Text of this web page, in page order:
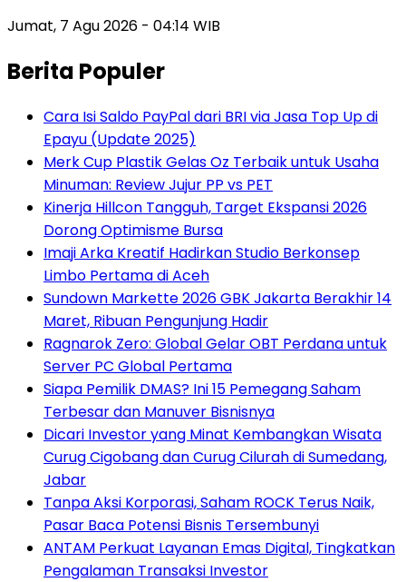
Jumat, 7 Agu 2026 - 04:14 WIB
Berita Populer
Cara Isi Saldo PayPal dari BRI via Jasa Top Up di
Epayu (Update 2025)
Merk Cup Plastik Gelas Oz Terbaik untuk Usaha
Minuman: Review Jujur PP vs PET
Kinerja Hillcon Tangguh, Target Ekspansi 2026
Dorong Optimisme Bursa
Imaji Arka Kreatif Hadirkan Studio Berkonsep
Limbo Pertama di Aceh
Sundown Markette 2026 GBK Jakarta Berakhir 14
Maret, Ribuan Pengunjung Hadir
Ragnarok Zero: Global Gelar OBT Perdana untuk
Server PC Global Pertama
Siapa Pemilik DMAS? Ini 15 Pemegang Saham
Terbesar dan Manuver Bisnisnya
Dicari Investor yang Minat Kembangkan Wisata
Curug Cigobang dan Curug Cilurah di Sumedang,
Jabar
Tanpa Aksi Korporasi, Saham ROCK Terus Naik,
Pasar Baca Potensi Bisnis Tersembunyi
ANTAM Perkuat Layanan Emas Digital, Tingkatkan
Pengalaman Transaksi Investor